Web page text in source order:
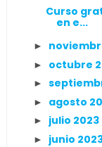
Curso
en e...
►
► octubre
►
► agosto
► julio 2023
► junio